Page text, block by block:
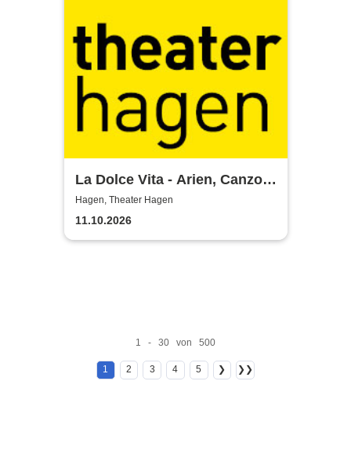
La Dolce Vita - Arien, Canzoni
und Italo-Pop
Hagen, Theater Hagen
11.10.2026
1 - 30 von 500
1 2 3 4 5 ❯ ❯❯